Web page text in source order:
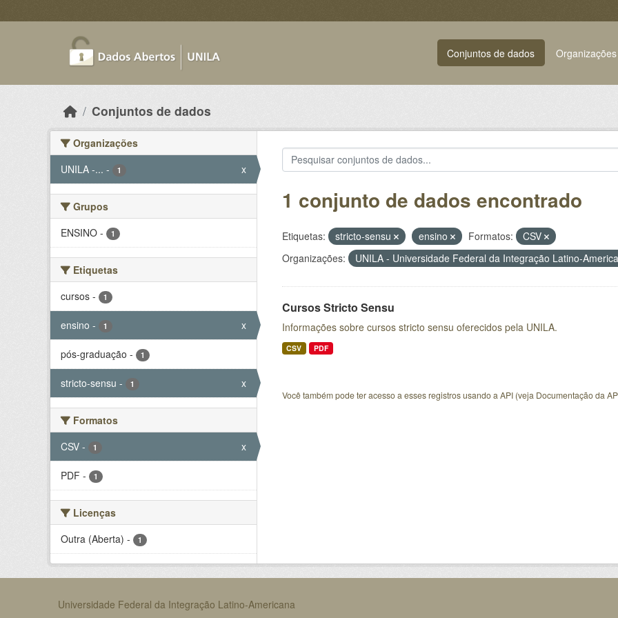
Conjuntos de dados Organizações
Conjuntos de dados
Organizações
UNILA -... - 1 x
Grupos
ENSINO - 1
Etiquetas
cursos - 1
ensino - 1 x
pós-graduação - 1
stricto-sensu - 1 x
Formatos
CSV - 1 x
PDF - 1
Licenças
Outra (Aberta) - 1
1 conjunto de dados encontrado
Etiquetas: stricto-sensu ensino Formatos:
CSV
Organizações:
UNILA - Universidade Federal da Integração Latino-
Cursos Stricto Sensu
Informações sobre cursos stricto sensu oferecidos pela UNILA.
CSV PDF
Você também pode ter acesso a esses registros usando a API(veja Documentação da
Universidade Federal da Integração Latino-Americana